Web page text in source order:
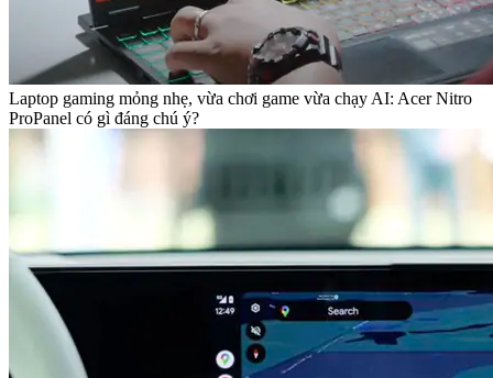
Laptop gaming mỏng nhẹ, vừa chơi game vừa chạy AI: Acer Nitro
ProPanel có gì đáng chú ý?